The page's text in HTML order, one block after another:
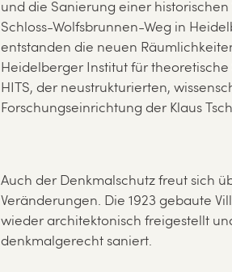
und die Sanierung einer historischen
Schloss-Wolfsbrunnen-Weg in
entstanden die neuen
Heidelberger Institut für theoretische
HITS, der neustrukturierten,
Forschungseinrichtung der Klaus
Auch der Denkmalschutz freut sich
Veränderungen. Die 1923 gebaute
wieder architektonisch freigestellt
denkmalgerecht saniert.